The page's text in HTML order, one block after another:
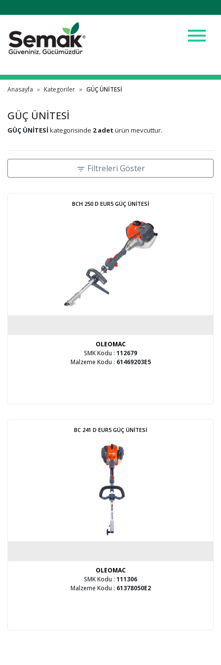
menu
Anasayfa Kategoriler GÜÇ ÜNİTESİ
GÜÇ ÜNİTESİ
GÜÇ ÜNİTESİ kategorisinde 2 adet ürün mevcuttur.
filter_list Filtreleri Göster
BCH 250 D EUR5 GÜÇ ÜNİTESİ
OLEOMAC
SMK Kodu : 112679
Malzeme Kodu : 61469203E5
BC 241 D EUR5 GÜÇ ÜNİTESİ
OLEOMAC
SMK Kodu : 111306
Malzeme Kodu : 61378050E2